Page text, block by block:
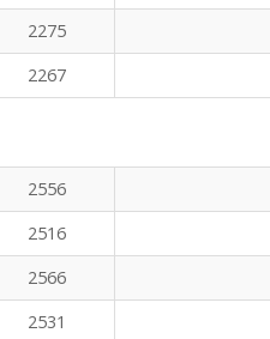
2275
2267
2556
2516
2566
2531